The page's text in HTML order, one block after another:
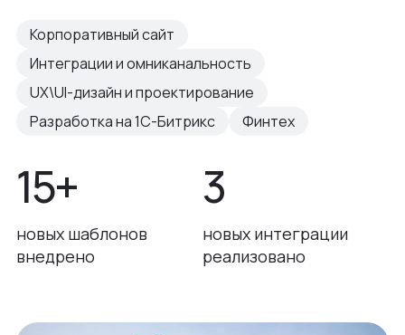
Корпоративный сайт
Интеграции и омниканальность
UX\UI-дизайн и проектирование
Разработка на 1С-Битрикс
Финтех
15+
новых шаблонов
внедрено
3
новых интеграции
реализовано